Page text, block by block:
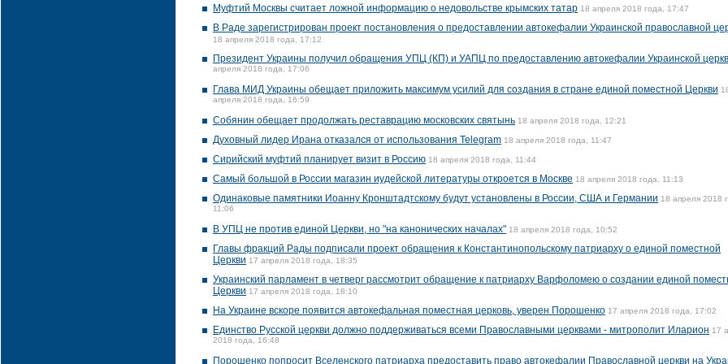
Муфтий Москвы считает ложной информацию о недовольстве крымских татар 18 апреля 2018 года, 17:47
В Раде зарегистрирован проект постановления о предоставлении автокефалии Украинской православной
18 апреля 2018 года, 17:12
Президент Украины получил обращения УПЦ (КП) и УАПЦ по предоставлению автокефалии Украинской
апреля 2018 года, 17:06
Глава МИД Украины обещает приложить максимум усилий для создания в стране единой поместной Церкви
апреля 2018 года, 16:59
Собянин обещает продолжать реставрацию московских святынь 18 апреля 2018 года, 12:21
Духовный лидер Ирана отказался от использования Telegram 18 апреля 2018 года, 11:47
Сирийский муфтий планирует визит в Россию 18 апреля 2018 года, 11:44
Самый большой в России магазин иудейской литературы откроется в Москве 18 апреля 2018 года, 11:13
Одинаковые памятники Иоанну Кронштадтскому будут установлены в России, США и Германии 18 апреля 2018
11:06
В УПЦ не против единой Церкви, но "на канонических началах" 18 апреля 2018 года, 10:52
Главы фракций Рады подписали проект обращения к Константинопольскому патриарху о единой поместной
Церкви 17 апреля 2018 года, 18:35
Украинский парламент в четверг рассмотрит обращение к патриарху Варфоломею о создании единой
Церкви 17 апреля 2018 года, 18:10
На Украине вскоре появится автокефальная поместная церковь, уверен Порошенко 17 апреля 2018 года, 17:02
Единство Русской церкви должно поддерживаться всеми Православными церквами - митрополит Иларион 17
2018 года, 16:48
Порошенко попросит Вселенского патриарха предоставить право автокефалии Православной церкви на